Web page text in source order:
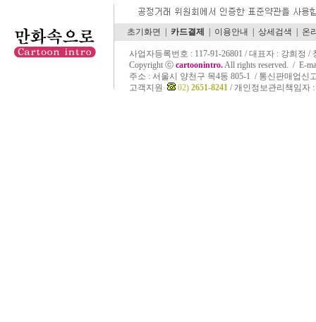
초기화면 카드결제 이용안내 상세검색 온
사업자등록번호 : 117-91-26801 / 대표자 : 강희정 /
Copyright ⓒ cartoonintro.All rights reserved. / E-
주소 : 서울시 양천구 목4동 805-1 / 통신판매업신
고객지원
02) 2651-8241 / 개인정보관리책임